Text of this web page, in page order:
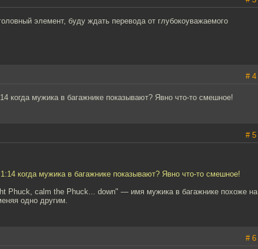
элемент, буду ждать перевода от глубокоуважаемого
# 4
когда мужика в багажнике показывают? Явно что-то смешное!
# 5
когда мужика в багажнике показывают? Явно что-то смешное!
Phuck, calm the Phuck... down" — имя мужика в багажнике похоже на
одно другим.
# 6